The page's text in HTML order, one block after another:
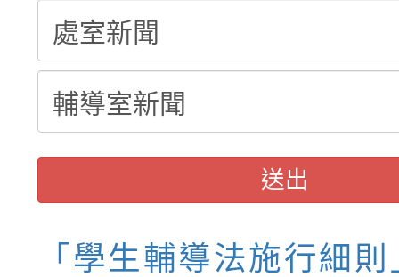
結果(第3招)
送出
「學生輔導法施行細